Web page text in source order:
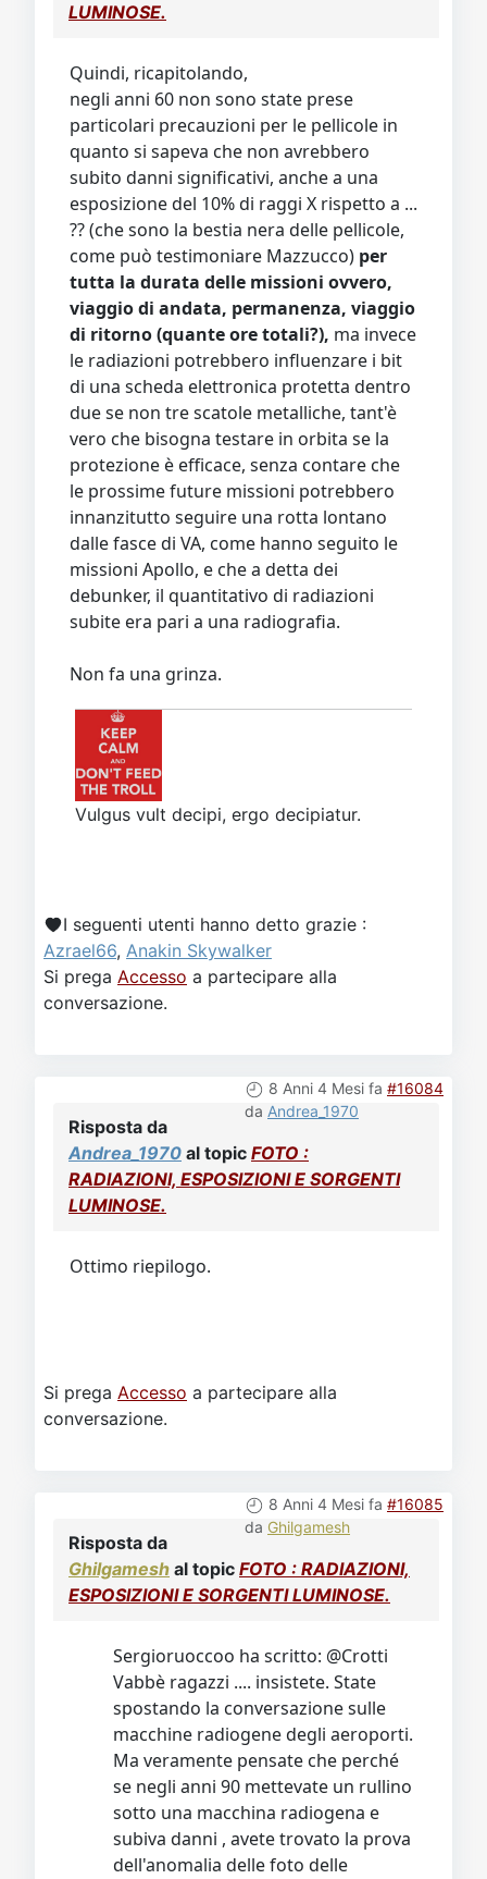
LUMINOSE.
Quindi, ricapitolando,
negli anni 60 non sono state prese
particolari precauzioni per le pellicole in
quanto si sapeva che non avrebbero
subito danni significativi, anche a una
esposizione del 10% di raggi X rispetto a ...
?? (che sono la bestia nera delle pellicole,
come può testimoniare Mazzucco) per
tutta la durata delle missioni ovvero,
viaggio di andata, permanenza, viaggio
di ritorno (quante ore totali?), ma invece
le radiazioni potrebbero influenzare i bit
di una scheda elettronica protetta dentro
due se non tre scatole metalliche, tant'è
vero che bisogna testare in orbita se la
protezione è efficace, senza contare che
le prossime future missioni potrebbero
innanzitutto seguire una rotta lontano
dalle fasce di VA, come hanno seguito le
missioni Apollo, e che a detta dei
debunker, il quantitativo di radiazioni
subite era pari a una radiografia.
Non fa una grinza.
Vulgus vult decipi, ergo decipiatur.
I seguenti utenti hanno detto grazie :
Azrael66, Anakin Skywalker
Si prega Accesso a partecipare alla
conversazione.
8 Anni 4 Mesi fa #16084
da Andrea_1970
Risposta da
Andrea_1970 al topic FOTO :
RADIAZIONI, ESPOSIZIONI E SORGENTI
LUMINOSE.
Ottimo riepilogo.
Si prega Accesso a partecipare alla
conversazione.
8 Anni 4 Mesi fa #16085
da Ghilgamesh
Risposta da
Ghilgamesh al topic FOTO : RADIAZIONI,
ESPOSIZIONI E SORGENTI LUMINOSE.
Sergioruoccoo ha scritto: @Crotti
Vabbè ragazzi .... insistete. State
spostando la conversazione sulle
macchine radiogene degli aeroporti.
Ma veramente pensate che perché
se negli anni 90 mettevate un rullino
sotto una macchina radiogena e
subiva danni , avete trovato la prova
dell'anomalia delle foto delle